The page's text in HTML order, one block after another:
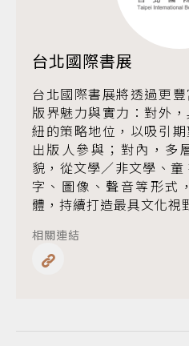
台北國際書展
台北國際書展將透過更
版界魅力與實力：對外
紐的策略地位，以吸引
出版人參與；對內，多
貌，從文學／非文學、
字、圖像、聲音等形式
體，持續打造最具文化視
相關連結